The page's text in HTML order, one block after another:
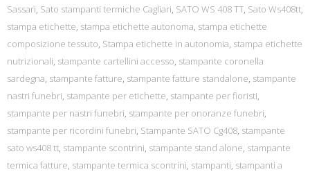
Sassari, Sato stampanti termiche Cagliari, SATO WS 408 TT, Sato Ws408tt,
stampa etichette, stampa etichette autonoma, stampa etichette
composizione tessuto, Stampa etichette in autonomia, stampa etichette
nutrizionali, stampante cartellini accesso, stampante coronella
sardegna, stampante fatture, stampante fatture standalone, stampante
nastri funebri, stampante per etichette, stampante per fioristi,
stampante per nastri funebri, stampante per onoranze funebri,
stampante per ricordini funebri, Stampante SATO Cg408, stampante
sato ws408 tt, stampante scontrini, stampante stand alone, stampante
termica fatture, stampante termica scontrini, stampanti, stampanti a